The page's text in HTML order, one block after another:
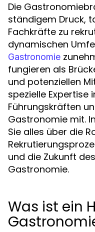
Die
ständigem Druck,
Fachkräfte zu
dynamischen
Gastronomie
fungieren als
und potenziellen
spezielle Expertise
Führungskräften
Gastronomie mit.
Sie alles über die
und die Zukunft
Gastronomie.
Was ist ein